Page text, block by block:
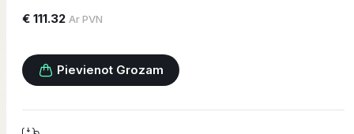
€ 111.32 Ar PVN
Pievienot Grozam